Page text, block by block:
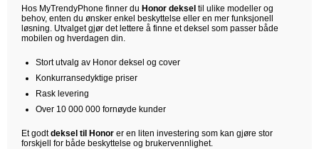
Hos MyTrendyPhone finner du Honor deksel til ulike modeller og
behov, enten du ønsker enkel beskyttelse eller en mer funksjonell
løsning. Utvalget gjør det lettere å finne et deksel som passer både
mobilen og hverdagen din.
Stort utvalg av Honor deksel og cover
Konkurransedyktige priser
Rask levering
Over 10 000 000 fornøyde kunder
Et godtdeksel til Honor er en liten investering som kan gjøre stor
forskjell for både beskyttelse og brukervennlighet.